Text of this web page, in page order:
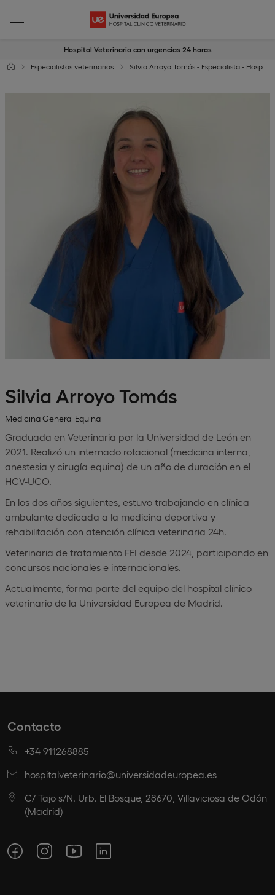
Hospital Veterinario con urgencias 24 horas
Especialistas veterinarios Silvia Arroyo Tomás - Especialista - Hospital Clínico Veterinario
Silvia Arroyo Tomás
Medicina General Equina
Graduada en Veterinaria por la Universidad de León en
2021. Realizó un internado rotacional (medicina interna,
anestesia y cirugía equina) de un año de duración en el
HCV-UCO.
En los dos años siguientes, estuvo trabajando en clínica
ambulante dedicada a la medicina deportiva y
rehabilitación con atención clínica veterinaria 24h.
Veterinaria de tratamiento FEI desde 2024, participando en
concursos nacionales e internacionales.
Actualmente, forma parte del equipo del hospital clínico
veterinario de la Universidad Europea de Madrid.
Contacto
+34 911268885
hospitalveterinario@universidadeuropea.es
C/ Tajo s/N. Urb. El Bosque, 28670, Villaviciosa de Odón
(Madrid)